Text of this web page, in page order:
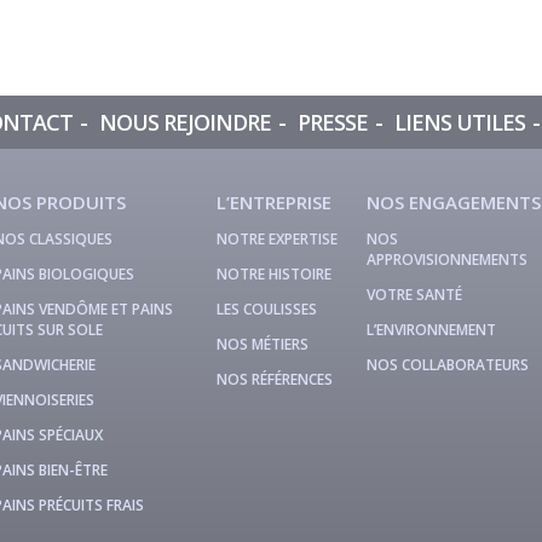
NOUS REJOINDRE PRESSE LIENS UTILES
PRODUITS
CLASSIQUES
BIOLOGIQUES
VENDÔME ET PAINS
SUR SOLE
SPÉCIAUX
BIEN-ÊTRE
PRÉCUITS FRAIS
L’ENTREPRISE
NOTRE EXPERTISE
NOTRE HISTOIRE
LES COULISSES
NOS MÉTIERS
NOS RÉFÉRENCES
NOS ENGAGEMENTS
NOS
APPROVISIONNEMENTS
VOTRE SANTÉ
L’ENVIRONNEMENT
NOS COLLABORATEURS